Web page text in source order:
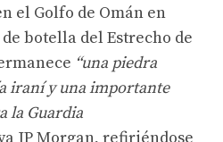
el Golfo de Omán en
botella del Estrecho de
“una piedra
iraní y una importante
la Guardia
JP Morgan, refiriéndose